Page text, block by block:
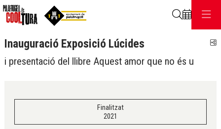
Inauguració Exposició Lúcides
i presentació del llibre Aquest amor que no és u
Finalitzat
2021